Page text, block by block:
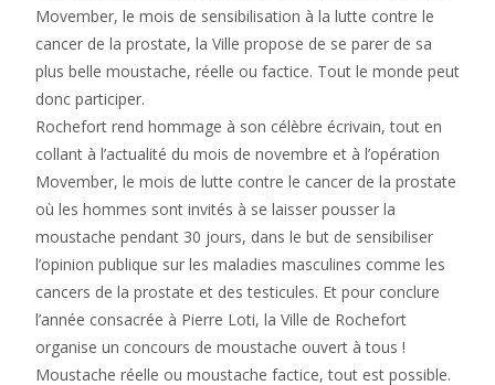
Movember, le mois de sensibilisation à la lutte contre le
cancer de la prostate, la Ville propose de se parer de sa
plus belle moustache, réelle ou factice. Tout le monde peut
donc participer.
Rochefort rend hommage à son célèbre écrivain, tout en
collant à l’actualité du mois de novembre et à l’opération
Movember, le mois de lutte contre le cancer de la prostate
où les hommes sont invités à se laisser pousser la
moustache pendant 30 jours, dans le but de sensibiliser
l’opinion publique sur les maladies masculines comme les
cancers de la prostate et des testicules. Et pour conclure
l’année consacrée à Pierre Loti, la Ville de Rochefort
organise un concours de moustache ouvert à tous !
Moustache réelle ou moustache factice, tout est possible.